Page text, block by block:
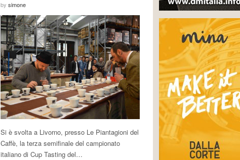
by simone
Si è svolta a Livorno, presso Le Piantagioni del
Caffè, la terza semifinale del campionato
italiano di Cup Tasting del…